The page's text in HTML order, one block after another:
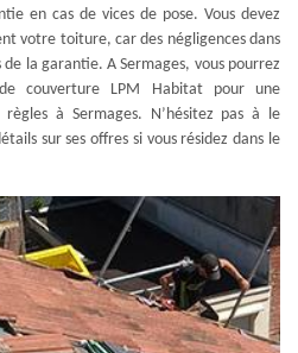
en cas de vices de pose. Vous devez
votre toiture, car des négligences dans
la garantie. A Sermages, vous pourrez
couverture LPM Habitat pour une
à Sermages. N’hésitez pas à le
sur ses offres si vous résidez dans le